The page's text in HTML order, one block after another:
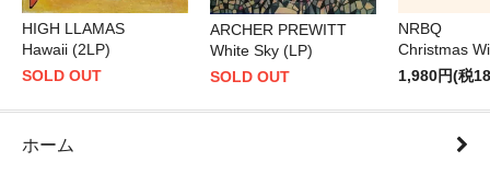
HIGH LLAMAS
Hawaii (2LP)
SOLD OUT
ARCHER PREWITT
White Sky (LP)
SOLD OUT
NRBQ
Christmas
1,980円(税
ホーム